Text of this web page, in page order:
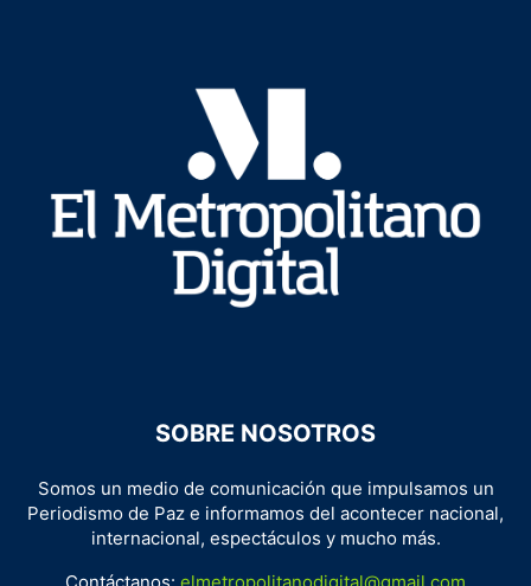
SOBRE NOSOTROS
Somos un medio de comunicación que impulsamos un
Periodismo de Paz e informamos del acontecer nacional,
internacional, espectáculos y mucho más.